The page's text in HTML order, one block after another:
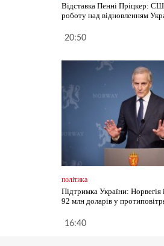
Відставка Пенні Пріцкер:
роботу над відновленням
20:50
політика
Підтримка України: Норвегія
92 млн доларів у
16:40